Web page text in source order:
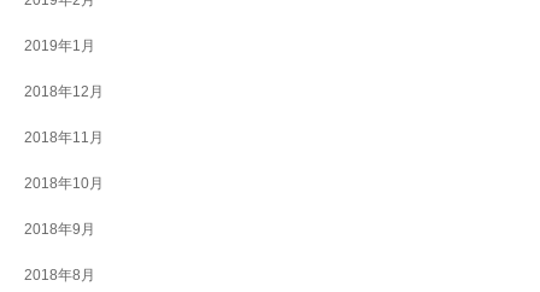
2019年1月
2018年12月
2018年11月
2018年10月
2018年9月
2018年8月